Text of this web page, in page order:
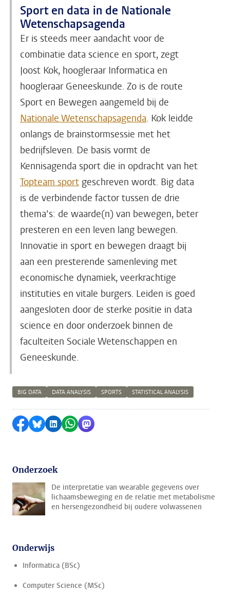
Sport en data in de Nationale
Wetenschapsagenda
Er is steeds meer aandacht voor de
combinatie data science en sport, zegt
Joost Kok, hoogleraar Informatica en
hoogleraar Geneeskunde. Zo is de route
Sport en Bewegen aangemeld bij de
Nationale Wetenschapsagenda. Kok leidde
onlangs de brainstormsessie met het
bedrijfsleven. De basis vormt de
Kennisagenda sport die in opdracht van het
Topteam sport geschreven wordt. Big data
is de verbindende factor tussen de drie
thema’s: de waarde(n) van bewegen, beter
presteren en een leven lang bewegen.
Innovatie in sport en bewegen draagt bij
aan een presterende samenleving met
economische dynamiek, veerkrachtige
instituties en vitale burgers. Leiden is goed
aangesloten door de sterke positie in data
science en door onderzoek binnen de
faculteiten Sociale Wetenschappen en
Geneeskunde.
BIG DATA DATA ANALYSIS SPORTS STATISTICAL ANALYSIS
Delen op Facebook
Delen via Bluesky
Delen op LinkedIn
Delen via WhatsApp
Delen via Mastodon
Onderzoek
De interpretatie van wearable gegevens over
lichaamsbeweging en de relatie met metabolisme
en hersengezondheid bij oudere volwassenen
Onderwijs
Informatica (BSc)
Computer Science (MSc)